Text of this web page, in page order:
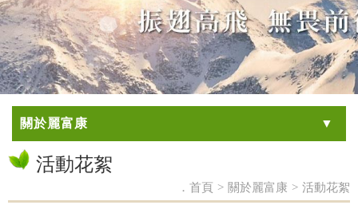
關於麗富康
活動花絮
．首頁 > 關於麗富康 > 活動花絮